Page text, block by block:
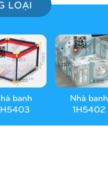
LOẠI
banh
Nhà banh
1H5402